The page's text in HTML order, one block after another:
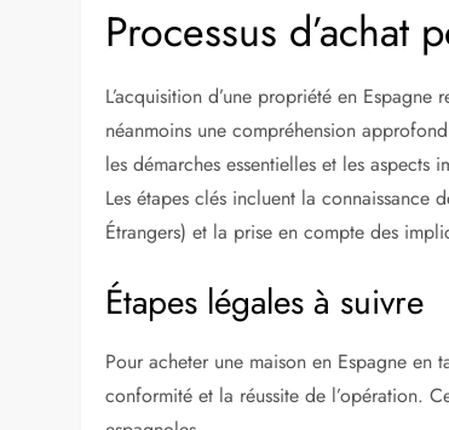
Processus d’achat
L’acquisition d’une propriété en
néanmoins une compréhension
les démarches essentielles et les aspects
Les étapes clés incluent la connaissance
Étrangers) et la prise en compte des
Étapes légales à suivre
Pour acheter une maison en Espagne en
conformité et la réussite de l’opération.